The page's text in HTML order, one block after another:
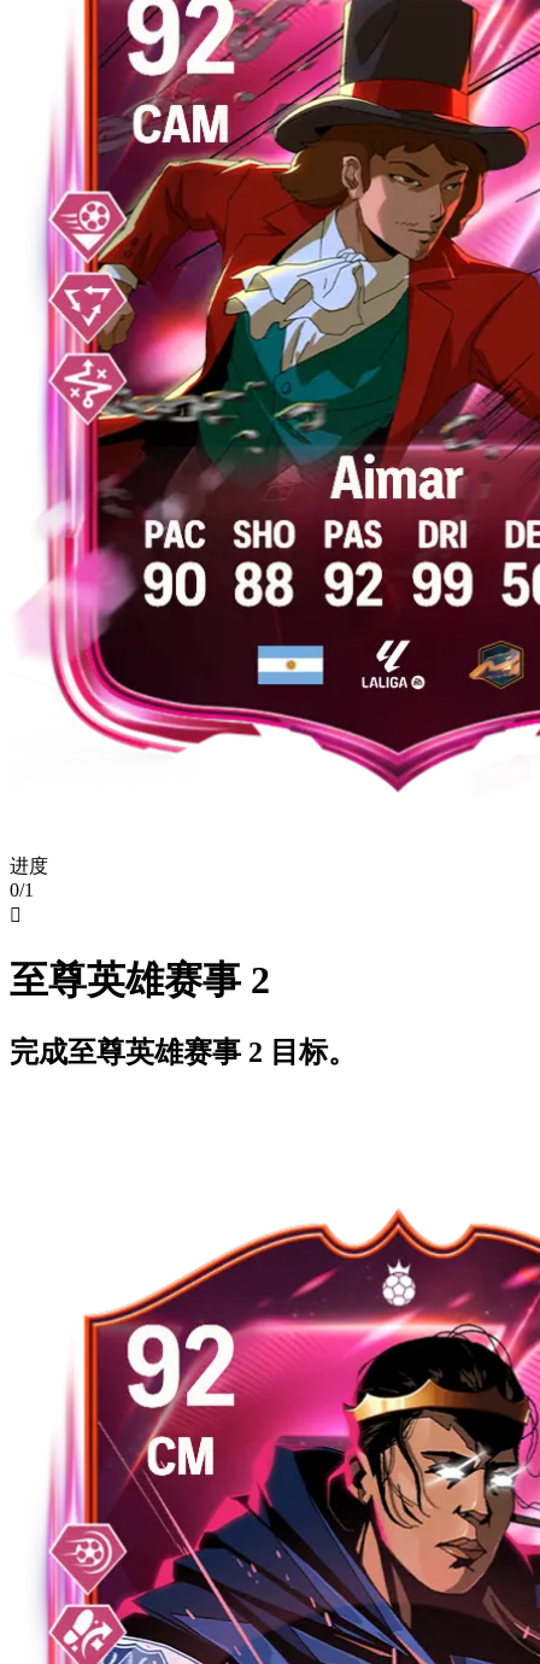
进度
0/1

至尊英雄赛事 2
完成至尊英雄赛事 2 目标。